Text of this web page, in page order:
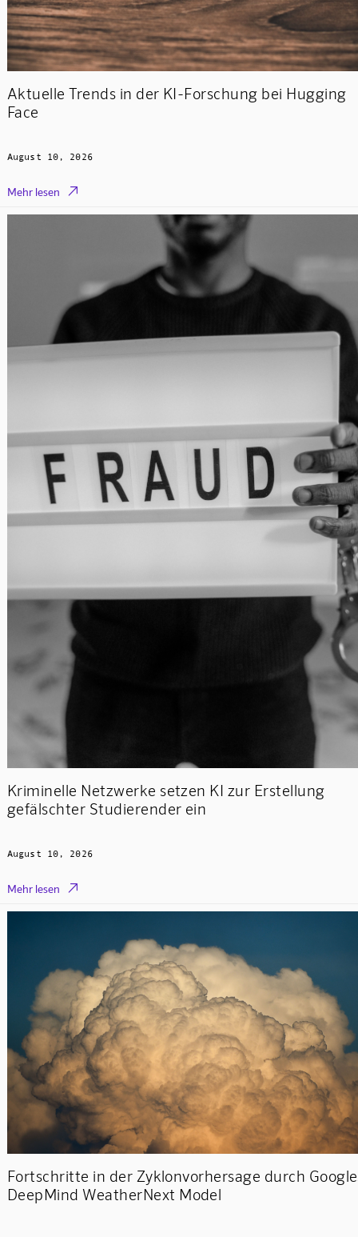
Aktuelle Trends in der KI-Forschung bei Hugging
Face
August 10, 2026
Mehr lesen 
Kriminelle Netzwerke setzen KI zur Erstellung
gefälschter Studierender ein
August 10, 2026
Mehr lesen 
Fortschritte in der Zyklonvorhersage durch
DeepMind WeatherNext Model